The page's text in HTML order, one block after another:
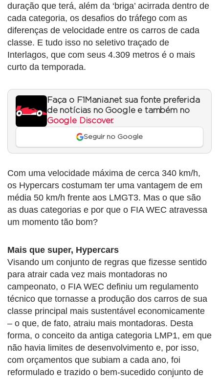
duração que terá, além da ‘briga’ acirrada dentro de
cada categoria, os desafios do tráfego com as
diferenças de velocidade entre os carros de cada
classe. E tudo isso no seletivo traçado de
Interlagos, que com seus 4.309 metros é o mais
curto da temporada.
Faça o F1Mania.net sua fonte preferida
de notícias no Google e também no
Google Discover.
Seguir no Google
Com uma velocidade máxima de cerca 340 km/h,
os Hypercars costumam ter uma vantagem de em
média 50 km/h frente aos LMGT3. Mas o que são
as duas categorias e por que o FIA WEC atravessa
um momento tão bom?
Mais que super, Hypercars
Visando um conjunto de regras que fizesse sentido
para atrair cada vez mais montadoras no
campeonato, o FIA WEC definiu um regulamento
técnico que tornasse a produção dos carros de sua
classe principal mais sustentável economicamente
– o que, de fato, atraiu mais montadoras. Desta
forma, o conceito da antiga categoria LMP1, em que
não havia limites de desenvolvimento e, por isso,
com orçamentos que subiam a cada ano, foi
reformulado e trazido o bem-sucedido conjunto de